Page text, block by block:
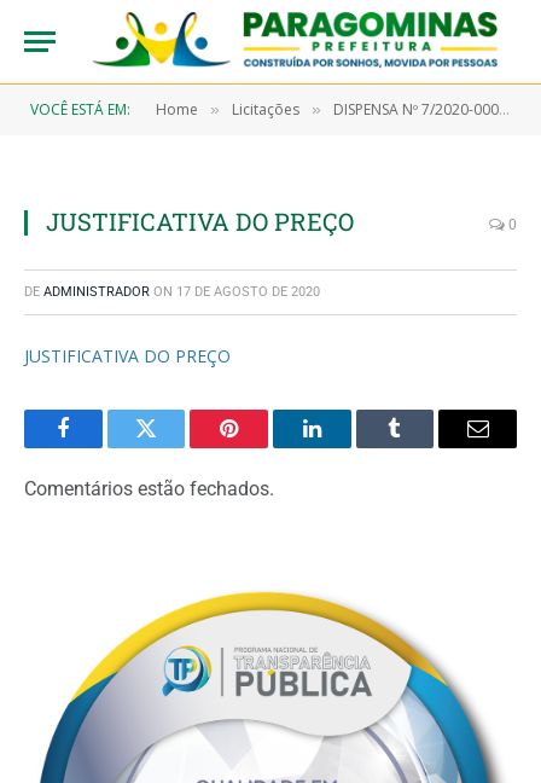
VOCÊ ESTÁ EM: Home » Licitações » DISPENSA Nº 7/2020-00016 (AQUISIÇÃO EM CARÁTER EMERGENCIAL DE MATERIAL DE CONSUMO TIPO: GÊNEROS DE ALIMENTAÇÃO, MATERIAIS DE LIMPEZA E PRODUTOS DE HIGIENIZAÇÃO)
JUSTIFICATIVA DO PREÇO 0
DE ADMINISTRADOR ON 17 DE AGOSTO DE 2020
JUSTIFICATIVA DO PREÇO
FacebookTwitter Pinterest LinkedInTumblr Email
Comentários estão fechados.